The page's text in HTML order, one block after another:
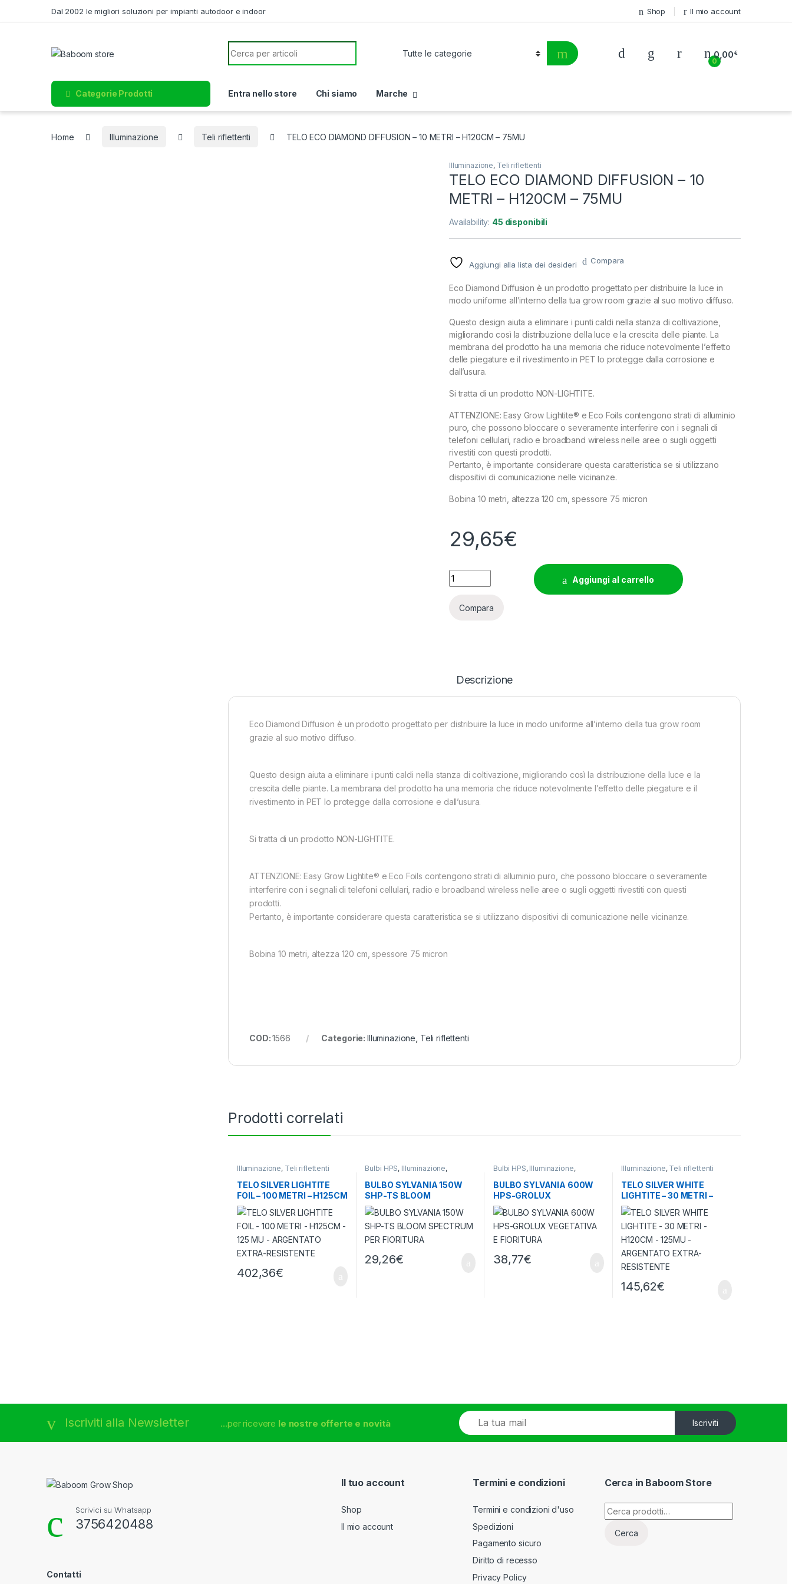
Dal 2002 le migliori soluzioni per impianti autodoor e indoor Shop Il mio account
Search for:
0
0,00€
Categorie Prodotti Entra nello store Chi siamo Marche
Home Illuminazione Teli riflettenti TELO ECO DIAMOND DIFFUSION – 10 METRI – H120CM – 75MU
Illuminazione, Teli riflettenti
TELO ECO DIAMOND DIFFUSION – 10
METRI – H120CM – 75MU
Availability: 45 disponibili
Aggiungi alla lista dei desideri Compara
Eco Diamond Diffusion è un prodotto progettato per distribuire la luce in
modo uniforme all’interno della tua grow room grazie al suo motivo diffuso.
Questo design aiuta a eliminare i punti caldi nella stanza di coltivazione,
migliorando così la distribuzione della luce e la crescita delle piante. La
membrana del prodotto ha una memoria che riduce notevolmente l’effetto
delle piegature e il rivestimento in PET lo protegge dalla corrosione e
dall’usura.
Si tratta di un prodotto NON-LIGHTITE.
ATTENZIONE: Easy Grow Lightite® e Eco Foils contengono strati di alluminio
puro, che possono bloccare o severamente interferire con i segnali di
telefoni cellulari, radio e broadband wireless nelle aree o sugli oggetti
rivestiti con questi prodotti.
Pertanto, è importante considerare questa caratteristica se si utilizzano
dispositivi di comunicazione nelle vicinanze.
Bobina 10 metri, altezza 120 cm, spessore 75 micron
29,65€
TELO ECO DIAMOND DIFFUSION - 10 METRI - H120CM - 75MU quantity
Aggiungi al carrello
Compara
Descrizione
Eco Diamond Diffusion è un prodotto progettato per distribuire la luce in modo uniforme all’interno della tua grow room
grazie al suo motivo diffuso.
Questo design aiuta a eliminare i punti caldi nella stanza di coltivazione, migliorando così la distribuzione della luce e la
crescita delle piante. La membrana del prodotto ha una memoria che riduce notevolmente l’effetto delle piegature e il
rivestimento in PET lo protegge dalla corrosione e dall’usura.
Si tratta di un prodotto NON-LIGHTITE.
ATTENZIONE: Easy Grow Lightite® e Eco Foils contengono strati di alluminio puro, che possono bloccare o severamente
interferire con i segnali di telefoni cellulari, radio e broadband wireless nelle aree o sugli oggetti rivestiti con questi
prodotti.
Pertanto, è importante considerare questa caratteristica se si utilizzano dispositivi di comunicazione nelle vicinanze.
Bobina 10 metri, altezza 120 cm, spessore 75 micron
COD:1566 Categorie: Illuminazione Teli riflettenti
Prodotti correlati
Illuminazione, Teli riflettenti
TELO SILVER LIGHTITE
FOIL – 100 METRI – H125CM
– 125 MU – ARGENTATO
EXTRA-RESISTENTE
402,36€
Bulbi HPS, Illuminazione,
BULBO SYLVANIA 150W
SHP-TS BLOOM
SPECTRUM PER
FIORITURA
29,26€
Bulbi HPS, Illuminazione,
BULBO SYLVANIA 600W
HPS-GROLUX
VEGETATIVA E FIORITURA
38,77€
Illuminazione, Teli riflettenti
TELO SILVER WHITE
LIGHTITE – 30 METRI –
H120CM – 125MU –
ARGENTATO EXTRA-
RESISTENTE
145,62€
Iscriviti alla Newsletter ...per ricevere le nostre offerte e novità
E
m
a
Iscriviti
Scrivici su Whatsapp
3756420488
Contatti
Il tuo account
Shop
Il mio account
Termini e condizioni
Termini e condizioni d'uso
Spedizioni
Pagamento sicuro
Diritto di recesso
Privacy Policy
Cerca in Baboom Store
Cerca:
Cerca